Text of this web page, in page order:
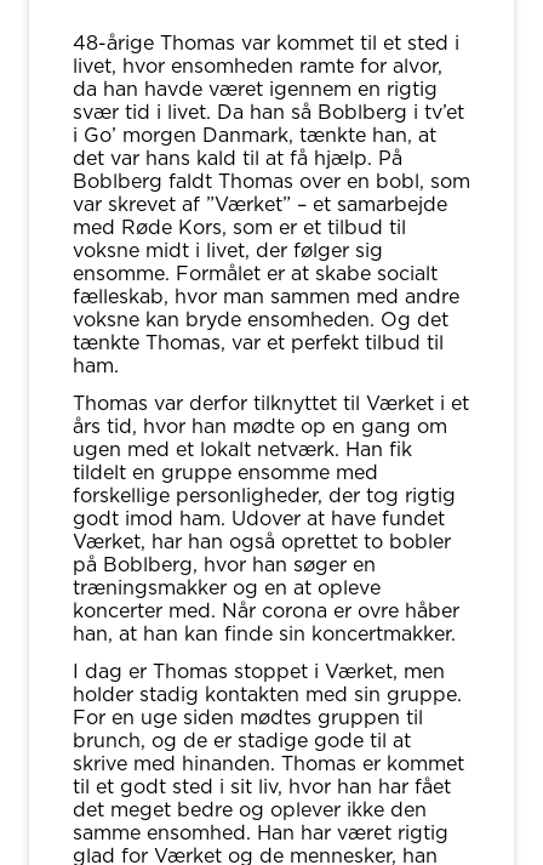
48-årige Thomas var kommet til et sted i
livet, hvor ensomheden ramte for alvor,
da han havde været igennem en rigtig
svær tid i livet. Da han så Boblberg i tv’et
i Go’ morgen Danmark, tænkte han, at
det var hans kald til at få hjælp. På
Boblberg faldt Thomas over en bobl, som
var skrevet af ”Værket” – et samarbejde
med Røde Kors, som er et tilbud til
voksne midt i livet, der følger sig
ensomme. Formålet er at skabe socialt
fælleskab, hvor man sammen med andre
voksne kan bryde ensomheden. Og det
tænkte Thomas, var et perfekt tilbud til
ham.
Thomas var derfor tilknyttet til Værket i et
års tid, hvor han mødte op en gang om
ugen med et lokalt netværk. Han fik
tildelt en gruppe ensomme med
forskellige personligheder, der tog rigtig
godt imod ham. Udover at have fundet
Værket, har han også oprettet to bobler
på Boblberg, hvor han søger en
træningsmakker og en at opleve
koncerter med. Når corona er ovre håber
han, at han kan finde sin koncertmakker.
I dag er Thomas stoppet i Værket, men
holder stadig kontakten med sin gruppe.
For en uge siden mødtes gruppen til
brunch, og de er stadige gode til at
skrive med hinanden. Thomas er kommet
til et godt sted i sit liv, hvor han har fået
det meget bedre og oplever ikke den
samme ensomhed. Han har været rigtig
glad for Værket og de mennesker, han